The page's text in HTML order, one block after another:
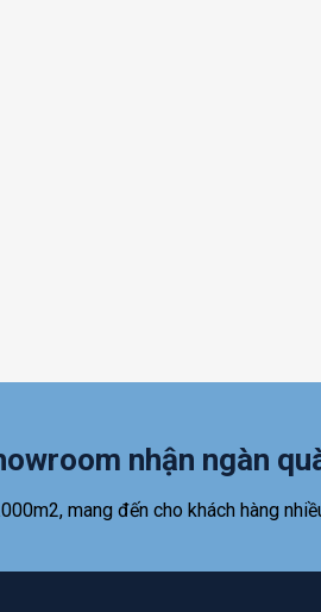
nhận ngàn
mang đến cho khách hàng